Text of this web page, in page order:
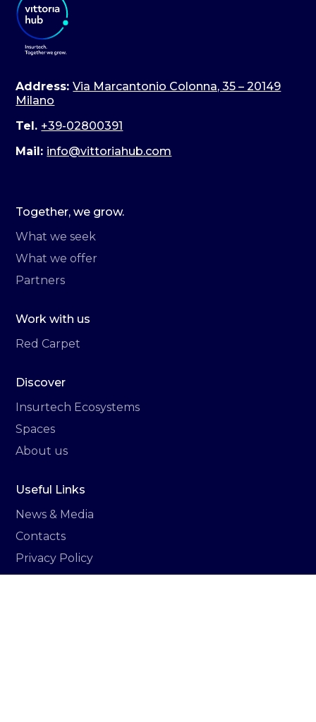
Address:Via Marcantonio Colonna, 35 – 20149
Milano
Tel. +39-02800391
Mail: info@vittoriahub.com
Together, we grow.
What we seek
What we offer
Partners
Work with us
Red Carpet
Discover
Insurtech Ecosystems
Spaces
About us
Useful Links
News & Media
Contacts
Privacy Policy